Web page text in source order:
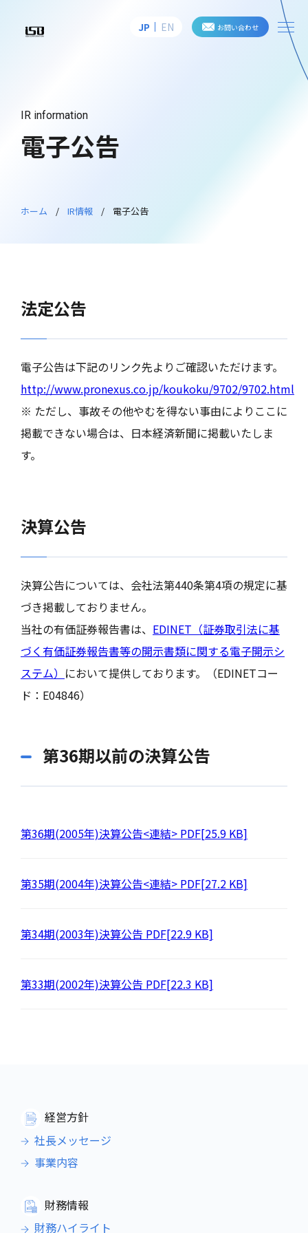
株式会社アイ・エス・ビー
JP EN お問い合わせ
電子公告
IR information
ホーム IR情報 電子公告
法定公告
電子公告は下記のリンク先よりご確認いただけます。
http://www.pronexus.co.jp/koukoku/9702/9702.html
※ ただし、事故その他やむを得ない事由によりここに
掲載できない場合は、日本経済新聞に掲載いたしま
す。
決算公告
決算公告については、会社法第440条第4項の規定に基
づき掲載しておりません。
当社の有価証券報告書は、 EDINET（証券取引法に基
づく有価証券報告書等の開示書類に関する電子開示シ
ステム） において提供しております。（EDINETコー
ド：E04846）
第36期以前の決算公告
第36期(2005年)決算公告<連結> PDF[25.9 KB]
第35期(2004年)決算公告<連結> PDF[27.2 KB]
第34期(2003年)決算公告 PDF[22.9 KB]
第33期(2002年)決算公告 PDF[22.3 KB]
経営方針
社長メッセージ
事業内容
財務情報
財務ハイライト